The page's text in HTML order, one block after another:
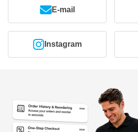
E-mail
Instagram